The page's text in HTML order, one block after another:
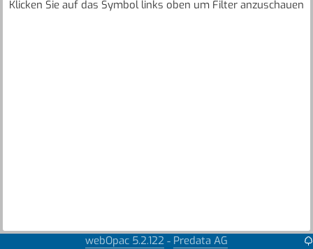
Klicken Sie auf das Symbol links oben um Filter anzuschauen
webOpac 5.2.122 - Predata AG